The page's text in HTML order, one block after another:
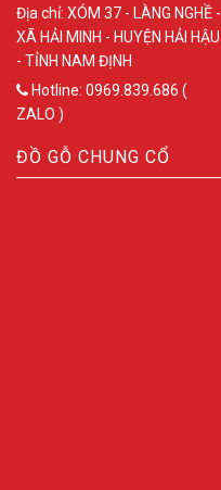
Địa chỉ: XÓM 37 - LÀNG NGHỀ -
XÃ HẢI MINH - HUYỆN HẢI HẬU
- TỈNH NAM ĐỊNH
Hotline: 0969.839.686 (
ZALO )
ĐỒ GỖ CHUNG CỔ